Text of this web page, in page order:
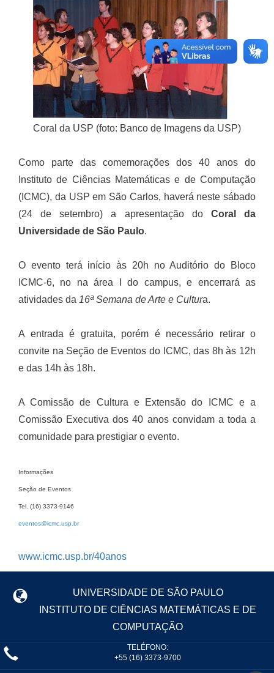
Coral da USP (foto: Banco de Imagens da USP)
Como parte das comemorações dos 40 anos do
Instituto de Ciências Matemáticas e de Computação
(ICMC), da USP em São Carlos, haverá neste sábado
(24 de setembro) a apresentação do Coral da
Universidade de São Paulo.
O evento terá início às 20h no Auditório do Bloco
ICMC-6, no na área I do campus, e encerrará as
atividades da 16ª Semana de Arte e Cultura.
A entrada é gratuita, porém é necessário retirar o
convite na Seção de Eventos do ICMC, das 8h às 12h
e das 14h às 18h.
A Comissão de Cultura e Extensão do ICMC e a
Comissão Executiva dos 40 anos convidam a toda a
comunidade para prestigiar o evento.
Informações
Seção de Eventos
Tel. (16) 3373-9146
eventos@icmc.usp.br
www.icmc.usp.br/40anos
UNIVERSIDADE DE SÃO PAULO
INSTITUTO DE CIÊNCIAS MATEMÁTICAS E DE
COMPUTAÇÃO
TELÉFONO:
+55 (16) 3373-9700